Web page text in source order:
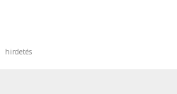
hirdetés